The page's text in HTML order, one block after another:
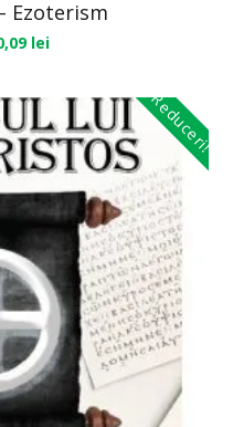
Ezoterism
lei
Reduceri!